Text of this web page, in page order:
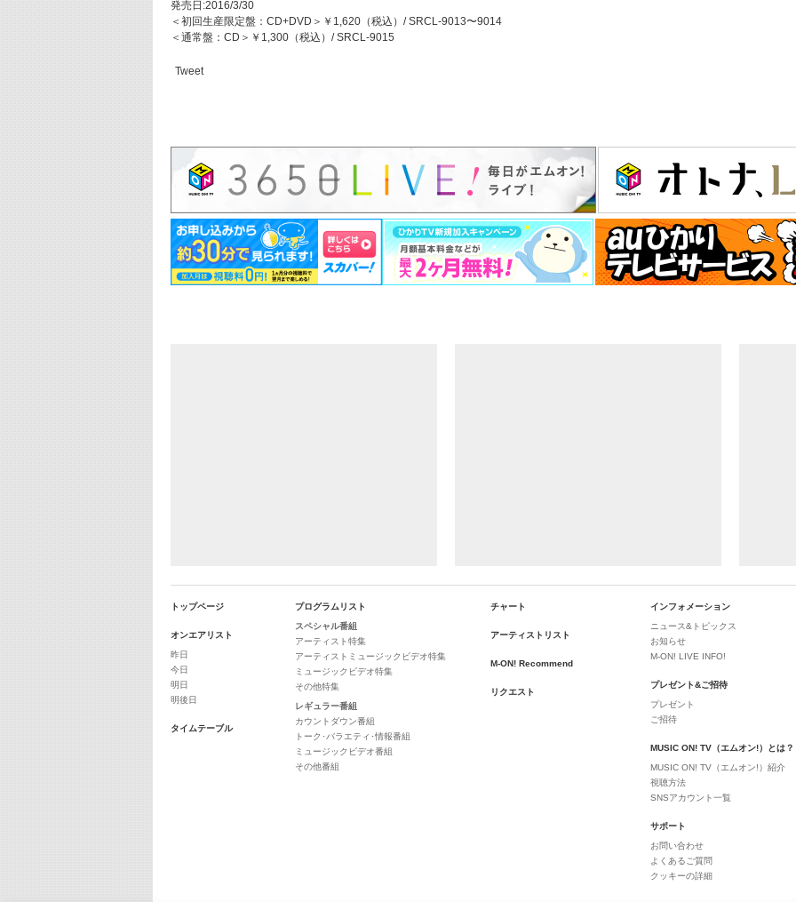
発売日:2016/3/30
＜初回生産限定盤：CD+DVD＞￥1,620（税込）/ SRCL-9013〜9014
＜通常盤：CD＞￥1,300（税込）/ SRCL-9015
Tweet
トップページ
オンエアリスト
昨日
今日
明日
明後日
タイムテーブル
プログラムリスト
スペシャル番組
アーティスト特集
アーティストミュージックビデオ特集
ミュージックビデオ特集
その他特集
レギュラー番組
カウントダウン番組
トーク･バラエティ･情報番組
ミュージックビデオ番組
その他番組
チャート
アーティストリスト
M-ON! Recommend
リクエスト
インフォメーション
ニュース&トピックス
お知らせ
M-ON! LIVE INFO!
プレゼント&ご招待
プレゼント
ご招待
MUSIC ON! TV（エムオン!）とは？
MUSIC ON! TV（エムオン!）紹介
視聴方法
SNSアカウント一覧
サポート
お問い合わせ
よくあるご質問
クッキーの詳細